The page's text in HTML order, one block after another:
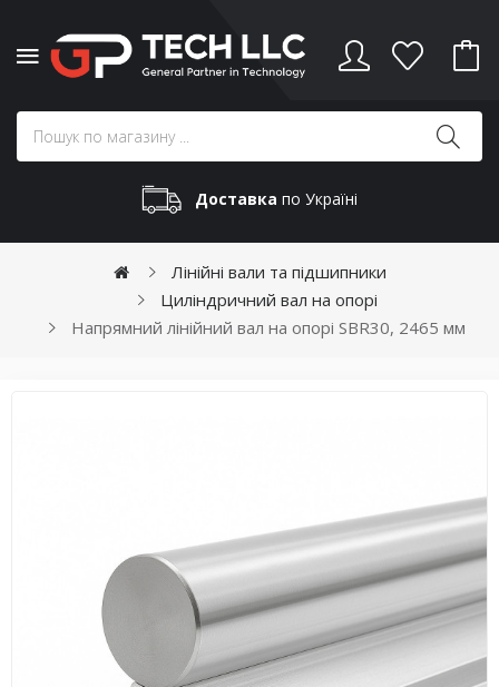
Доставка по Україні
Лінійні вали та підшипники
Циліндричний вал на опорі
Напрямний лінійний вал на опорі SBR30, 2465 мм